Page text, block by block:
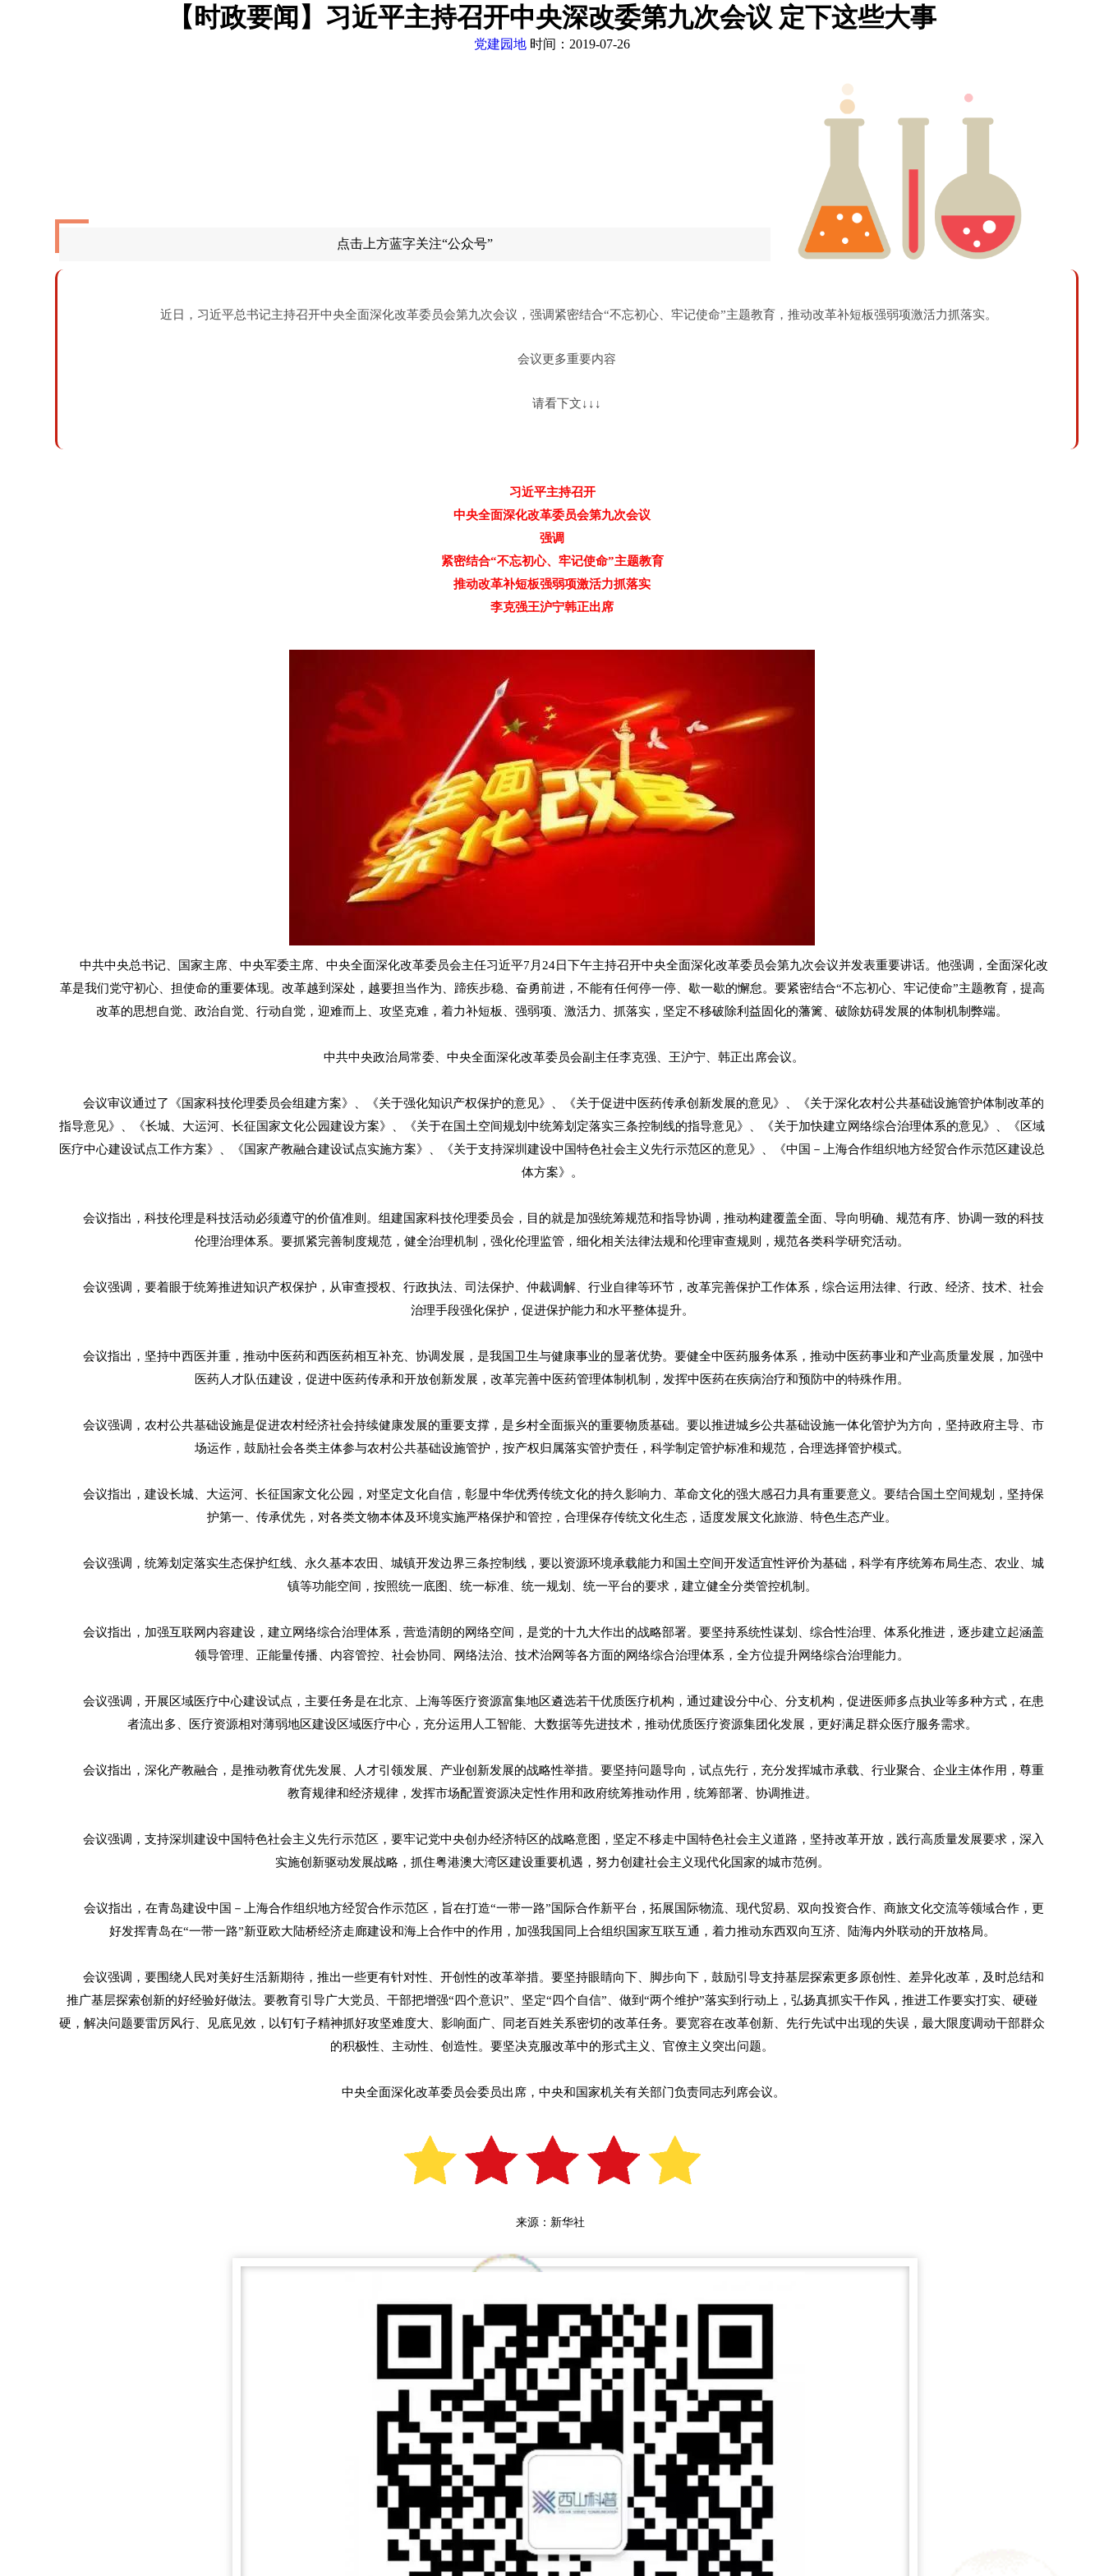
【时政要闻】习近平主持召开中央深改委第九次会议 定下这些大事
党建园地 时间：2019-07-26
点击上方蓝字关注“公众号”
近日，习近平总书记主持召开中央全面深化改革委员会第九次会议，强调紧密结合“不忘初心、牢记使命”主题教育，推动改革补短板强弱项激活力抓落实。
会议更多重要内容
请看下文↓↓↓
习近平主持召开
中央全面深化改革委员会第九次会议
强调
紧密结合“不忘初心、牢记使命”主题教育
推动改革补短板强弱项激活力抓落实
李克强王沪宁韩正出席
中共中央总书记、国家主席、中央军委主席、中央全面深化改革委员会主任习近平7月24日下午主持召开中央全面深化改革委员会第九次会议并发表重要讲话。他强调，全面深化改
革是我们党守初心、担使命的重要体现。改革越到深处，越要担当作为、蹄疾步稳、奋勇前进，不能有任何停一停、歇一歇的懈怠。要紧密结合“不忘初心、牢记使命”主题教育，提高
改革的思想自觉、政治自觉、行动自觉，迎难而上、攻坚克难，着力补短板、强弱项、激活力、抓落实，坚定不移破除利益固化的藩篱、破除妨碍发展的体制机制弊端。
中共中央政治局常委、中央全面深化改革委员会副主任李克强、王沪宁、韩正出席会议。
会议审议通过了《国家科技伦理委员会组建方案》、《关于强化知识产权保护的意见》、《关于促进中医药传承创新发展的意见》、《关于深化农村公共基础设施管护体制改革的
指导意见》、《长城、大运河、长征国家文化公园建设方案》、《关于在国土空间规划中统筹划定落实三条控制线的指导意见》、《关于加快建立网络综合治理体系的意见》、《区域
医疗中心建设试点工作方案》、《国家产教融合建设试点实施方案》、《关于支持深圳建设中国特色社会主义先行示范区的意见》、《中国－上海合作组织地方经贸合作示范区建设总
体方案》。
会议指出，科技伦理是科技活动必须遵守的价值准则。组建国家科技伦理委员会，目的就是加强统筹规范和指导协调，推动构建覆盖全面、导向明确、规范有序、协调一致的科技
伦理治理体系。要抓紧完善制度规范，健全治理机制，强化伦理监管，细化相关法律法规和伦理审查规则，规范各类科学研究活动。
会议强调，要着眼于统筹推进知识产权保护，从审查授权、行政执法、司法保护、仲裁调解、行业自律等环节，改革完善保护工作体系，综合运用法律、行政、经济、技术、社会
治理手段强化保护，促进保护能力和水平整体提升。
会议指出，坚持中西医并重，推动中医药和西医药相互补充、协调发展，是我国卫生与健康事业的显著优势。要健全中医药服务体系，推动中医药事业和产业高质量发展，加强中
医药人才队伍建设，促进中医药传承和开放创新发展，改革完善中医药管理体制机制，发挥中医药在疾病治疗和预防中的特殊作用。
会议强调，农村公共基础设施是促进农村经济社会持续健康发展的重要支撑，是乡村全面振兴的重要物质基础。要以推进城乡公共基础设施一体化管护为方向，坚持政府主导、市
场运作，鼓励社会各类主体参与农村公共基础设施管护，按产权归属落实管护责任，科学制定管护标准和规范，合理选择管护模式。
会议指出，建设长城、大运河、长征国家文化公园，对坚定文化自信，彰显中华优秀传统文化的持久影响力、革命文化的强大感召力具有重要意义。要结合国土空间规划，坚持保
护第一、传承优先，对各类文物本体及环境实施严格保护和管控，合理保存传统文化生态，适度发展文化旅游、特色生态产业。
会议强调，统筹划定落实生态保护红线、永久基本农田、城镇开发边界三条控制线，要以资源环境承载能力和国土空间开发适宜性评价为基础，科学有序统筹布局生态、农业、城
镇等功能空间，按照统一底图、统一标准、统一规划、统一平台的要求，建立健全分类管控机制。
会议指出，加强互联网内容建设，建立网络综合治理体系，营造清朗的网络空间，是党的十九大作出的战略部署。要坚持系统性谋划、综合性治理、体系化推进，逐步建立起涵盖
领导管理、正能量传播、内容管控、社会协同、网络法治、技术治网等各方面的网络综合治理体系，全方位提升网络综合治理能力。
会议强调，开展区域医疗中心建设试点，主要任务是在北京、上海等医疗资源富集地区遴选若干优质医疗机构，通过建设分中心、分支机构，促进医师多点执业等多种方式，在患
者流出多、医疗资源相对薄弱地区建设区域医疗中心，充分运用人工智能、大数据等先进技术，推动优质医疗资源集团化发展，更好满足群众医疗服务需求。
会议指出，深化产教融合，是推动教育优先发展、人才引领发展、产业创新发展的战略性举措。要坚持问题导向，试点先行，充分发挥城市承载、行业聚合、企业主体作用，尊重
教育规律和经济规律，发挥市场配置资源决定性作用和政府统筹推动作用，统筹部署、协调推进。
会议强调，支持深圳建设中国特色社会主义先行示范区，要牢记党中央创办经济特区的战略意图，坚定不移走中国特色社会主义道路，坚持改革开放，践行高质量发展要求，深入
实施创新驱动发展战略，抓住粤港澳大湾区建设重要机遇，努力创建社会主义现代化国家的城市范例。
会议指出，在青岛建设中国－上海合作组织地方经贸合作示范区，旨在打造“一带一路”国际合作新平台，拓展国际物流、现代贸易、双向投资合作、商旅文化交流等领域合作，更
好发挥青岛在“一带一路”新亚欧大陆桥经济走廊建设和海上合作中的作用，加强我国同上合组织国家互联互通，着力推动东西双向互济、陆海内外联动的开放格局。
会议强调，要围绕人民对美好生活新期待，推出一些更有针对性、开创性的改革举措。要坚持眼睛向下、脚步向下，鼓励引导支持基层探索更多原创性、差异化改革，及时总结和
推广基层探索创新的好经验好做法。要教育引导广大党员、干部把增强“四个意识”、坚定“四个自信”、做到“两个维护”落实到行动上，弘扬真抓实干作风，推进工作要实打实、硬碰
硬，解决问题要雷厉风行、见底见效，以钉钉子精神抓好攻坚难度大、影响面广、同老百姓关系密切的改革任务。要宽容在改革创新、先行先试中出现的失误，最大限度调动干部群众
的积极性、主动性、创造性。要坚决克服改革中的形式主义、官僚主义突出问题。
中央全面深化改革委员会委员出席，中央和国家机关有关部门负责同志列席会议。
来源：新华社